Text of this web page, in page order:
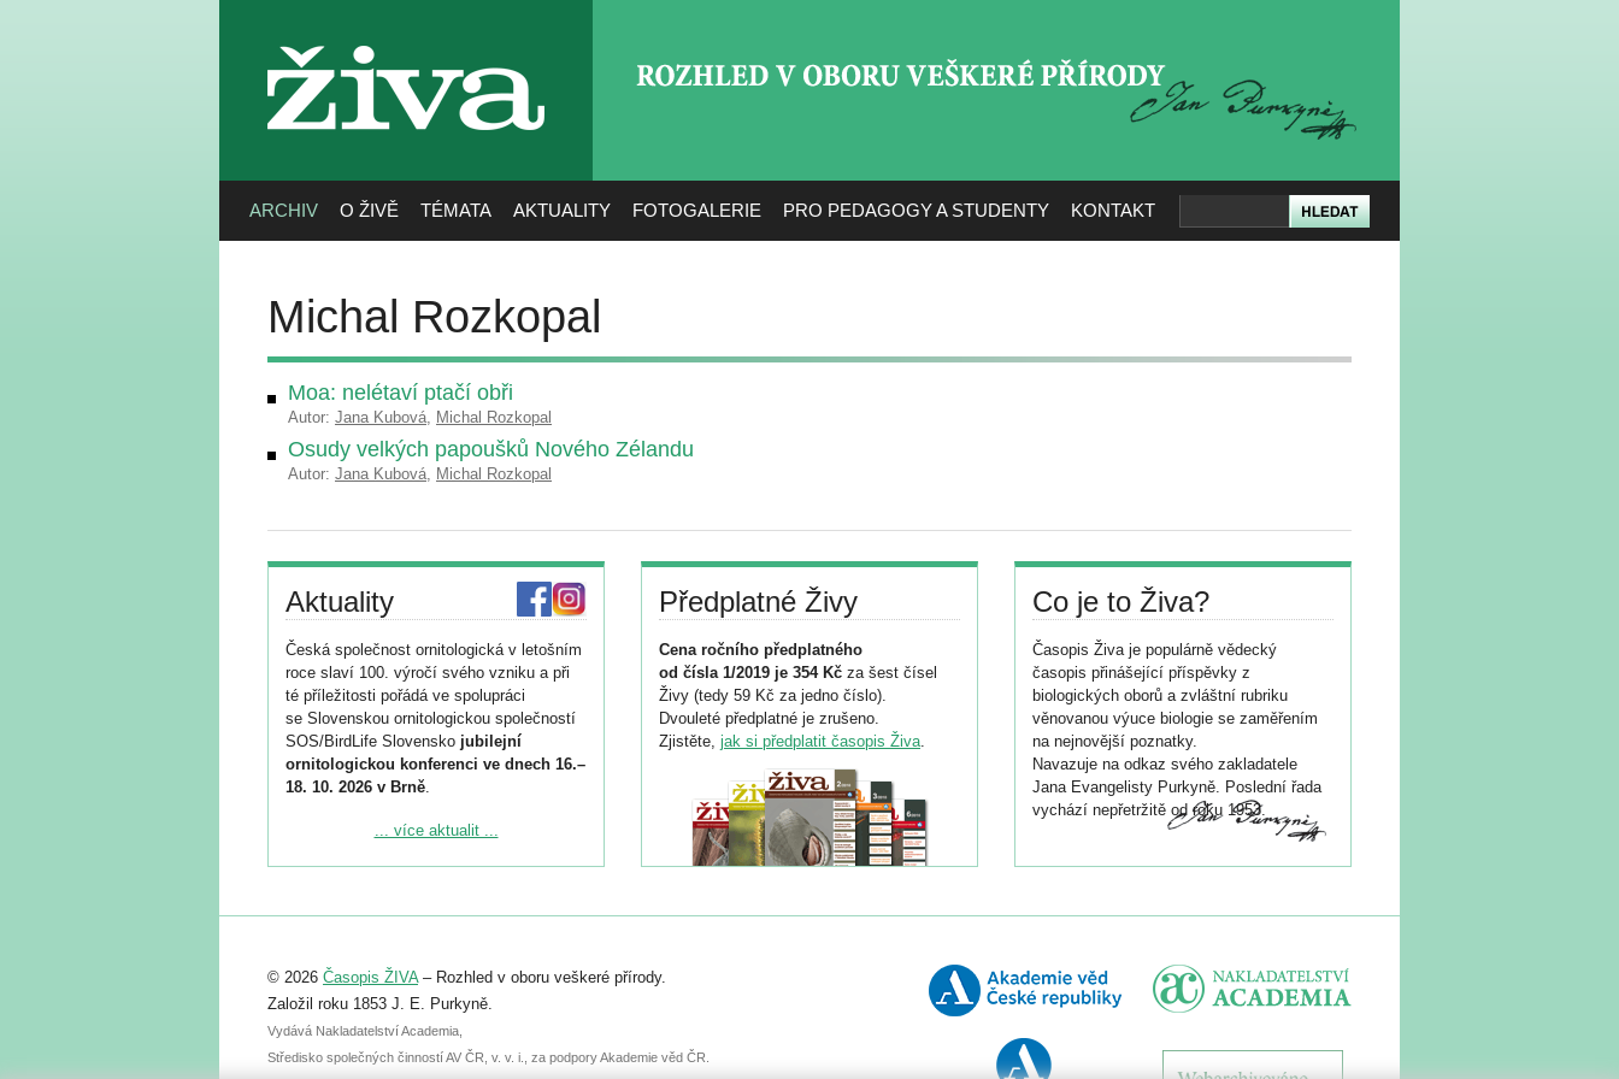
živa
ARCHIV O ŽIVĚ TÉMATA AKTUALITY FOTOGALERIE PRO PEDAGOGY A STUDENTY KONTAKT
Michal Rozkopal
Moa: nelétaví ptačí obři
Autor: Jana Kubová, Michal Rozkopal
Osudy velkých papoušků Nového Zélandu
Autor: Jana Kubová, Michal Rozkopal
Aktuality
Česká společnost ornitologická v letošním
roce slaví 100. výročí svého vzniku a při
té příležitosti pořádá ve spolupráci
se Slovenskou ornitologickou společností
SOS/BirdLife Slovensko jubilejní
ornitologickou konferenci ve dnech 16.–
18. 10. 2026 v Brně.
Podrobnější informace ke konferenci
Registrovat se můžete do 6. září.
abstraktu přihlášené přednášky nebo
posteru je už 30. června.
... více aktualit ...
Předplatné Živy
Cena ročního předplatného
od čísla 1/2019 je 354 Kč za šest čísel
Živy (tedy 59 Kč za jedno číslo).
Dvouleté předplatné je zrušeno.
Zjistěte, jak si předplatit časopis Živa.
Co je to Živa?
Časopis Živa je populárně vědecký
časopis přinášející příspěvky z
biologických oborů a zvláštní rubriku
věnovanou výuce biologie se zaměřením
na nejnovější poznatky.
Navazuje na odkaz svého zakladatele
Jana Evangelisty Purkyně. Poslední řada
vychází nepřetržitě od roku 1953.
© 2026 Časopis ŽIVA– Rozhled v oboru veškeré přírody.
Založil roku 1853 J. E. Purkyně.
Vydává Nakladatelství Academia,
Středisko společných činností AV ČR, v. v. i., za podpory Akademie věd ČR.